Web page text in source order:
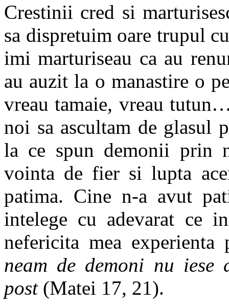
Crestinii cred si
sa dispretuim oare trupul
imi marturiseau ca au
au auzit la o manastire o
vreau tamaie, vreau
noi sa ascultam de glasul
la ce spun demonii prin
vointa de fier si lupta
patima. Cine n-a avut
intelege cu adevarat ce
nefericita mea
neam de demoni nu
post(Matei 17, 21).